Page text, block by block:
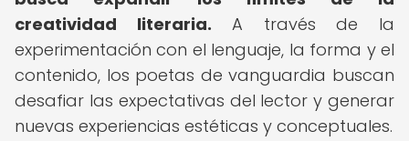
creatividad literaria. A través de la
experimentación con el lenguaje, la forma y el
contenido, los poetas de vanguardia buscan
desafiar las expectativas del lector y generar
nuevas experiencias estéticas y conceptuales.